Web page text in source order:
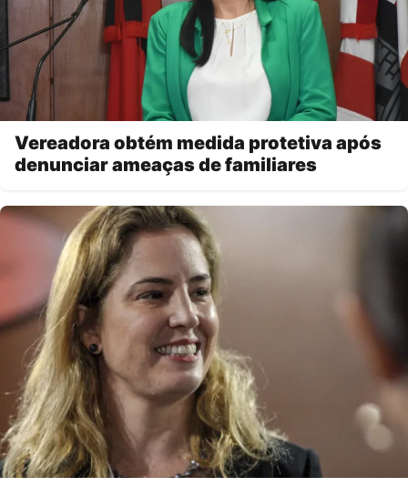
Vereadora obtém medida protetiva após
denunciar ameaças de familiares